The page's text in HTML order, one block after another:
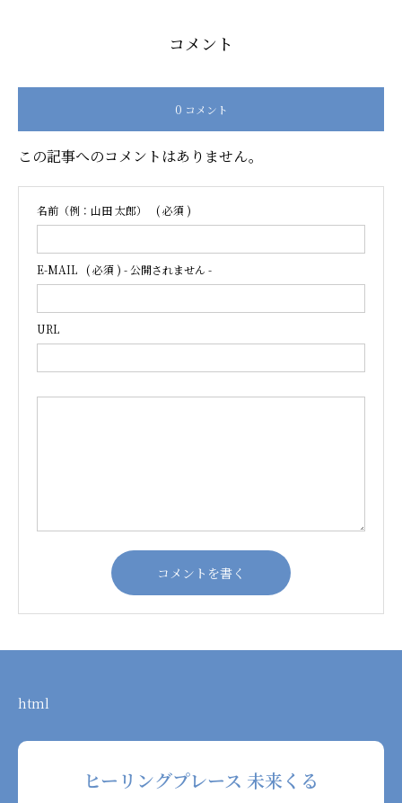
コメント
0 コメント
この記事へのコメントはありません。
名前（例：山田 太郎） ( 必須 )
E-MAIL ( 必須 ) - 公開されません -
URL
html
ヒーリングプレース 未来くる